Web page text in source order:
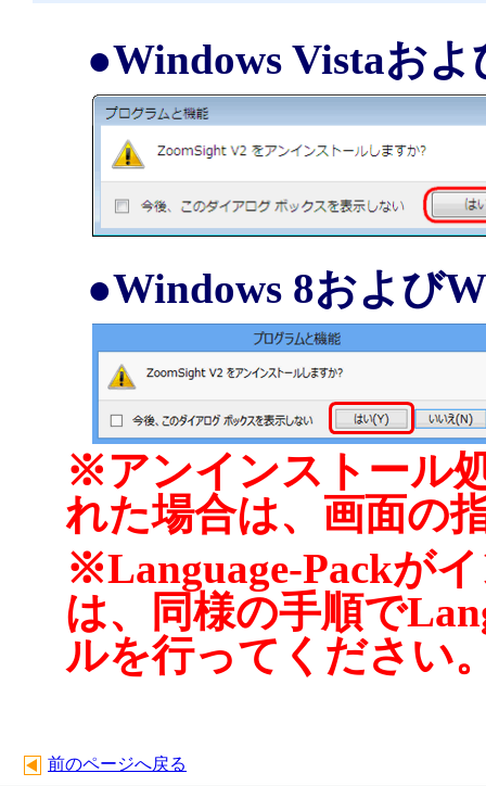
●Windows Vistaお
●Windows 8および
※アンインストール
れた場合は、画面の
※Language-Packが
は、同様の手順で
ルを行ってください
前のページへ戻る